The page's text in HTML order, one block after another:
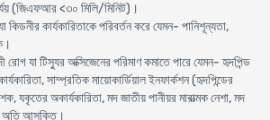
(জিএফআর <৩০ মিলি/মিনিট)।
কার্যকারিতাকে পরিবর্তন করে যেমন- পানিশূন্যতা,
রোগ যা টিস্যুর অক্সিজেনের পরিমাণ কমাতে পারে যেমন- হৃদপিন্ড
সাম্প্রতিক মায়োকার্ডিয়াল ইনফার্কশন (হৃদপিন্ডের
যকৃতের অকার্যকারিতা, মদ জাতীয় পানীয়র মারাত্মক নেশা, মদ
অতি আসক্তি।